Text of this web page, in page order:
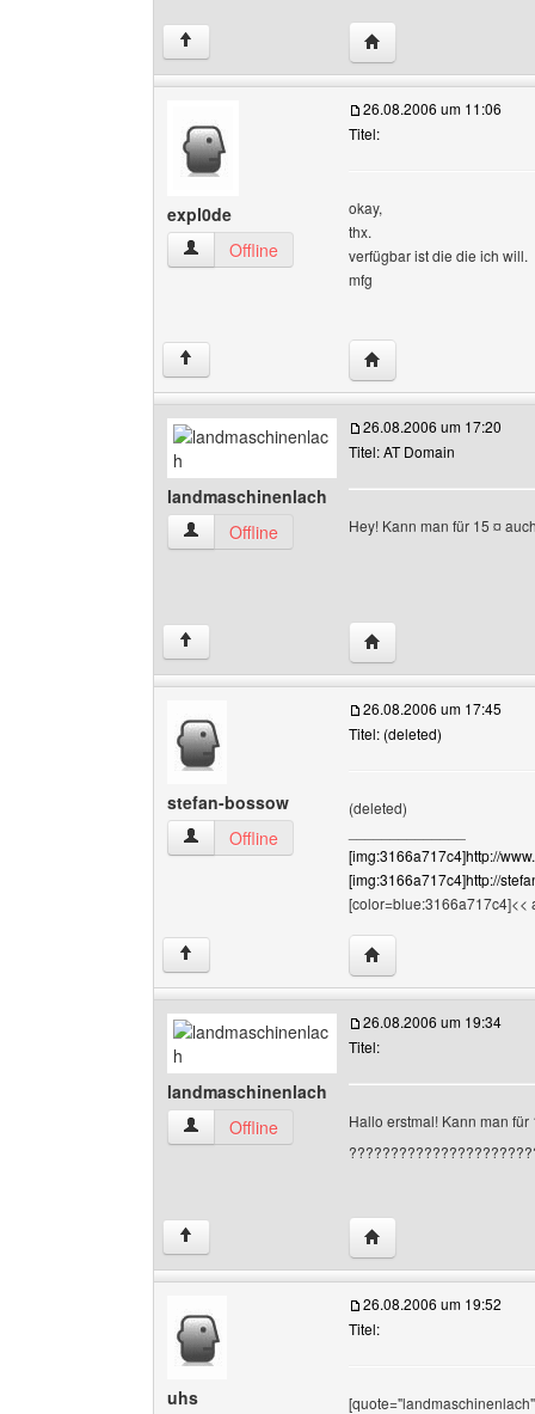
↑ Website dieses
expl0de
expl0de Benutzer-Profile anzeigen
Offline
26.08.2006 um 11:06
Titel:
okay,
thx.
verfügbar ist die die ich will.
mfg
↑ Website dieses
landmaschinenlach
landmaschinenlach Benutzer-Profile anzeigen
Offline
26.08.2006 um 17:20
Titel: AT Domain
Hey! Kann man für 15 ¤
↑ Website dieses
stefan-bossow
stefan-bossow Benutzer-Profile anzeigen
Offline
26.08.2006 um 17:45
Titel: (deleted)
(deleted)
[img:3166a717c4]http://
[img:3166a717c4]http://
[color=blue:3166a717c4]<<
↑ Website dieses
landmaschinenlach
landmaschinenlach Benutzer-Profile anzeigen
Offline
26.08.2006 um 19:34
Titel:
Hallo erstmal! Kann man
↑ Website dieses
uhs
26.08.2006 um 19:52
Titel: